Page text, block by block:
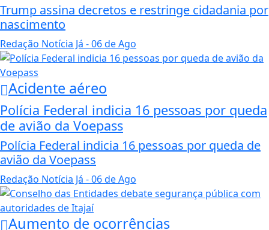
Trump assina decretos e restringe cidadania por
nascimento
Redação Notícia Já - 06 de Ago
Acidente aéreo
Polícia Federal indicia 16 pessoas por queda
de avião da Voepass
Polícia Federal indicia 16 pessoas por queda de
avião da Voepass
Redação Notícia Já - 06 de Ago
Aumento de ocorrências